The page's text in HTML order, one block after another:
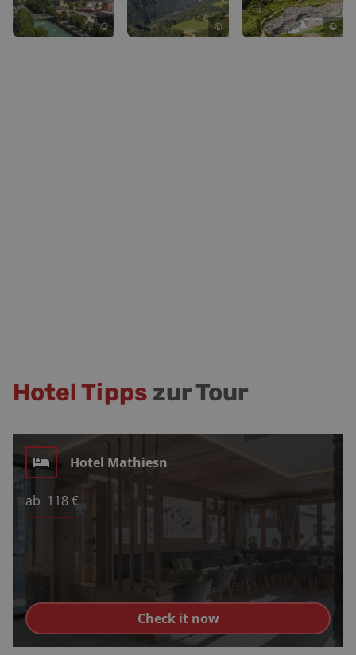
© © ©
Hotel Tipps zur Tour
Hotel Mathiesn
ab 118€
Check it now